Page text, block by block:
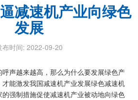
减速机产业向绿色
发展
布时间: 2022-09-20
声越来越高，那么为什么要发展绿色产
能激发我国减速机产业发展绿色减速机
强制措施促使减速机产业被动地向绿色